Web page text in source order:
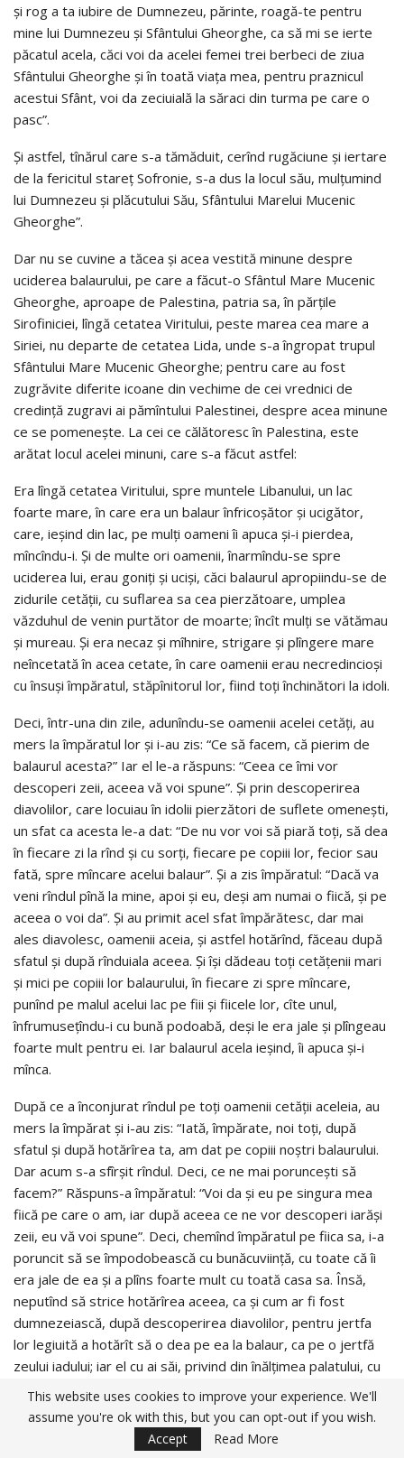
şi rog a ta iubire de Dumnezeu, părinte, roagă-te pentru
mine lui Dumnezeu şi Sfântului Gheorghe, ca să mi se ierte
păcatul acela, căci voi da acelei femei trei berbeci de ziua
Sfântului Gheorghe şi în toată viaţa mea, pentru praznicul
acestui Sfânt, voi da zeciuială la săraci din turma pe care o
pasc”.
Şi astfel, tînărul care s-a tămăduit, cerînd rugăciune şi iertare
de la fericitul stareţ Sofronie, s-a dus la locul său, mulţumind
lui Dumnezeu şi plăcutului Său, Sfântului Marelui Mucenic
Gheorghe”.
Dar nu se cuvine a tăcea şi acea vestită minune despre
uciderea balaurului, pe care a făcut-o Sfântul Mare Mucenic
Gheorghe, aproape de Palestina, patria sa, în părţile
Sirofiniciei, lîngă cetatea Viritului, peste marea cea mare a
Siriei, nu departe de cetatea Lida, unde s-a îngropat trupul
Sfântului Mare Mucenic Gheorghe; pentru care au fost
zugrăvite diferite icoane din vechime de cei vrednici de
credinţă zugravi ai pămîntului Palestinei, despre acea minune
ce se pomeneşte. La cei ce călătoresc în Palestina, este
arătat locul acelei minuni, care s-a făcut astfel:
Era lîngă cetatea Viritului, spre muntele Libanului, un lac
foarte mare, în care era un balaur înfricoşător şi ucigător,
care, ieşind din lac, pe mulţi oameni îi apuca şi-i pierdea,
mîncîndu-i. Şi de multe ori oamenii, înarmîndu-se spre
uciderea lui, erau goniţi şi ucişi, căci balaurul apropiindu-se de
zidurile cetăţii, cu suflarea sa cea pierzătoare, umplea
văzduhul de venin purtător de moarte; încît mulţi se vătămau
şi mureau. Şi era necaz şi mîhnire, strigare şi plîngere mare
neîncetată în acea cetate, în care oamenii erau necredincioşi
cu însuşi împăratul, stăpînitorul lor, fiind toţi închinători la idoli.
Deci, într-una din zile, adunîndu-se oamenii acelei cetăţi, au
mers la împăratul lor şi i-au zis: “Ce să facem, că pierim de
balaurul acesta?” Iar el le-a răspuns: “Ceea ce îmi vor
descoperi zeii, aceea vă voi spune”. Şi prin descoperirea
diavolilor, care locuiau în idolii pierzători de suflete omeneşti,
un sfat ca acesta le-a dat: “De nu vor voi să piară toţi, să dea
în fiecare zi la rînd şi cu sorţi, fiecare pe copiii lor, fecior sau
fată, spre mîncare acelui balaur”. Şi a zis împăratul: “Dacă va
veni rîndul pînă la mine, apoi şi eu, deşi am numai o fiică, şi pe
aceea o voi da”. Şi au primit acel sfat împărătesc, dar mai
ales diavolesc, oamenii aceia, şi astfel hotărînd, făceau după
sfatul şi după rînduiala aceea. Şi îşi dădeau toţi cetăţenii mari
şi mici pe copiii lor balaurului, în fiecare zi spre mîncare,
punînd pe malul acelui lac pe fiii şi fiicele lor, cîte unul,
înfrumuseţîndu-i cu bună podoabă, deşi le era jale şi plîngeau
foarte mult pentru ei. Iar balaurul acela ieşind, îi apuca şi-i
mînca.
După ce a înconjurat rîndul pe toţi oamenii cetăţii aceleia, au
mers la împărat şi i-au zis: “Iată, împărate, noi toţi, după
sfatul şi după hotărîrea ta, am dat pe copiii noştri balaurului.
Dar acum s-a sfîrşit rîndul. Deci, ce ne mai porunceşti să
facem?” Răspuns-a împăratul: “Voi da şi eu pe singura mea
fiică pe care o am, iar după aceea ce ne vor descoperi iarăşi
zeii, eu vă voi spune”. Deci, chemînd împăratul pe fiica sa, i-a
poruncit să se împodobească cu bunăcuviinţă, cu toate că îi
era jale de ea şi a plîns foarte mult cu toată casa sa. Însă,
neputînd să strice hotărîrea aceea, ca şi cum ar fi fost
dumnezeiască, după descoperirea diavolilor, pentru jertfa
lor legiuită a hotărît să o dea pe ea la balaur, ca pe o jertfă
zeului iadului; iar el cu ai săi, privind din înălţimea palatului, cu
ochii plini de lacrimi o petreceau. Iar fecioara, fiind pusă pe
malul lacului la locul obişnuit, unde se dădea balaurului jertfă,
stătea acolo tînguindu-se şi aşteptînd să iasă balaurul din lac
This website uses cookies to improve your experience. We'll
assume you're ok with this, but you can opt-out if you wish.
Accept
Read More